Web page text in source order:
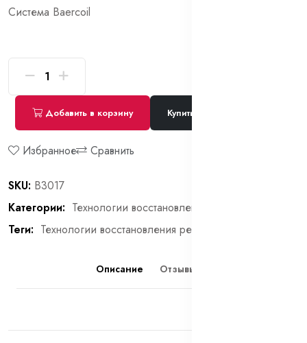
Система Baercoil
Добавить в корзину Купить сейчас
Избранное Сравнить
SKU: B3017
Категории: Технологии восстановления резьбы
Теги: Технологии восстановления резьбы
Описание Отзывы (0)